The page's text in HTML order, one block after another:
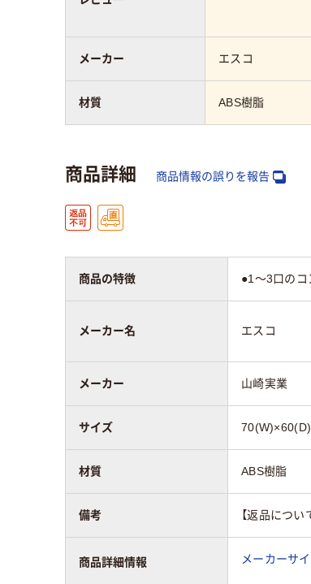
メーカー エスコ
材質 ABS樹脂
商品詳細 商品情報の誤りを報告
商品の特徴 ●1～3口のコ
メーカー名 エスコ
メーカー 山崎実業
サイズ
材質 ABS樹脂
備考 【返品につ
商品詳細情報 メーカーサ